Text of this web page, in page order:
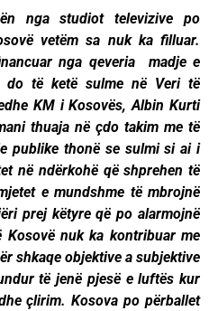
nga studiot televizive po
vetëm sa nuk ka filluar.
nga qeveria madje e
do të ketë sulme në Veri të
KM i Kosovës, Albin Kurti
thuaja në çdo takim me të
publike thonë se sulmi si ai i
në ndërkohë që shprehen të
e mundshme të mbrojnë
prej këtyre që po alarmojnë
nuk ka kontribuar me
shkaqe objektive a subjektive
të jenë pjesë e luftës kur
çlirim. Kosova po përballet